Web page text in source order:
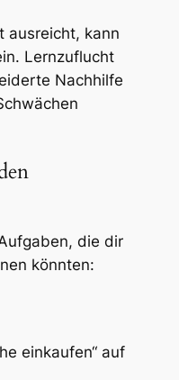
ausreicht, kann
Lernzuflucht
Nachhilfe
die dir
könnten:
einkaufen“ auf